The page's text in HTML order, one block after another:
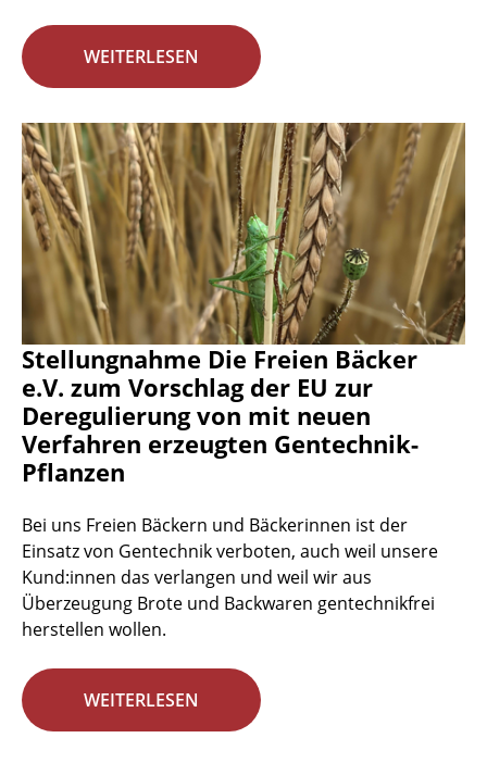
WEITERLESEN
Stellungnahme Die Freien Bäcker
e.V. zum Vorschlag der EU zur
Deregulierung von mit neuen
Verfahren erzeugten Gentechnik-
Pflanzen
Bei uns Freien Bäckern und Bäckerinnen ist der
Einsatz von Gentechnik verboten, auch weil unsere
Kund:innen das verlangen und weil wir aus
Überzeugung Brote und Backwaren gentechnikfrei
herstellen wollen.
WEITERLESEN